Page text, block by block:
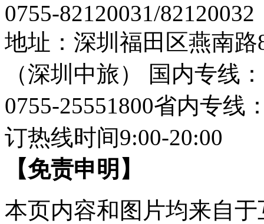
0755-82120031/82120032
地址：深圳福田区燕南
（深圳中旅）
国内专线
0755-25551800省内专线
订热线时间9:00-20:00
【免责申明】
本页内容和图片均来自